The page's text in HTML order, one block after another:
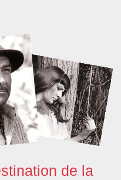
o
n
p
de la